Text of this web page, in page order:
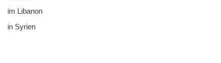
im Libanon
in Syrien